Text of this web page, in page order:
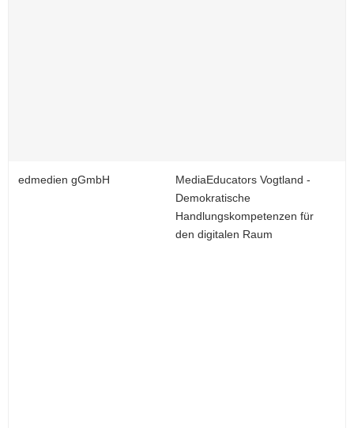
edmedien gGmbH
MediaEducators Vogtland -
Demokratische
Handlungskompetenzen für
den digitalen Raum